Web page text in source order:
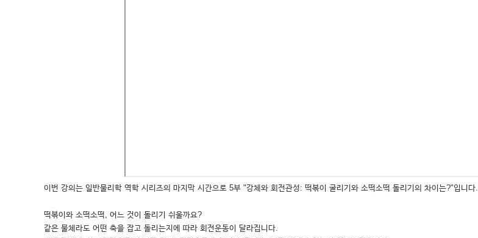
이번 강의는 일반물리학 역학 시리즈의 마지막 시간으로 5부 "강체와 회전관성: 떡볶이 굴리기와 소떡소떡 돌리기의 차이는?"입니다.
떡볶이와 소떡소떡, 어느 것이 돌리기 쉬울까요?
같은 물체라도 어떤 축을 잡고 돌리는지에 따라 회전운동이 달라집니다.